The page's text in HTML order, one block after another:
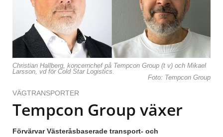
Christian Hallberg, koncernchef på Tempcon Group (t v) och Mikael
Larsson, vd för Cold Star Logistics.
Foto: Tempcon Group
VÄGTRANSPORTER
Tempcon Group växer
Förvärvar Västeråsbaserade transport- och